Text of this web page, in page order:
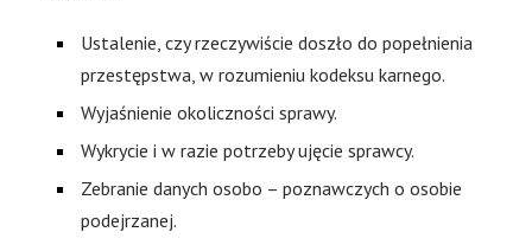
Ustalenie, czy rzeczywiście doszło do popełnienia
przestępstwa, w rozumieniu kodeksu karnego.
Wyjaśnienie okoliczności sprawy.
Wykrycie i w razie potrzeby ujęcie sprawcy.
Zebranie danych osobo – poznawczych o osobie
podejrzanej.